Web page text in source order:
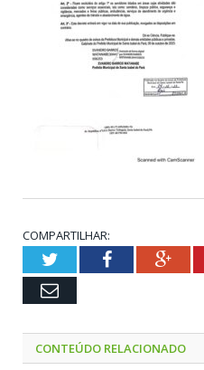
COMPARTILHAR:
TwitterFacebook
Email
CONTEÚDO RELACIONADO